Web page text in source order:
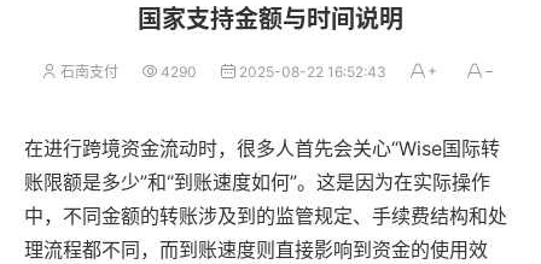
国家支持金额与时间说明
石南支付 4290 2025-08-22 16:52:43
在进行跨境资金流动时，很多人首先会关心“Wise国际转
账限额是多少”和“到账速度如何”。这是因为在实际操作
中，不同金额的转账涉及到的监管规定、手续费结构和处
理流程都不同，而到账速度则直接影响到资金的使用效